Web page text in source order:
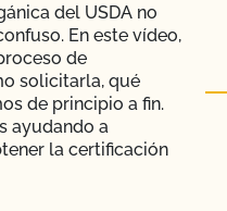
del USDA no
En este vídeo,
de
solicitarla, qué
de principio a fin.
ayudando a
la certificación